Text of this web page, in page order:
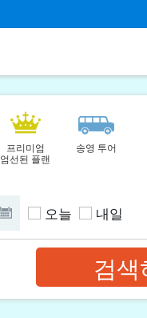
프리미엄
엄선된 플랜
송영 투어
오늘 내일